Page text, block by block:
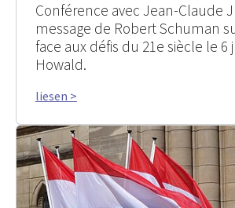
Conférence avec Jean-Claude
message de Robert Schuman
face aux défis du 21e siècle le 6
Howald.
liesen >